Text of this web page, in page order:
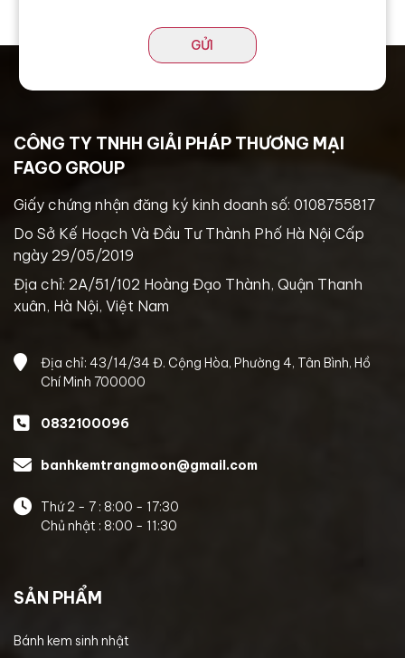
GỬI
CÔNG TY TNHH GIẢI PHÁP THƯƠNG MẠI
FAGO GROUP
Giấy chứng nhận đăng ký kinh doanh số: 0108755817
Do Sở Kế Hoạch Và Đầu Tư Thành Phố Hà Nội Cấp
ngày 29/05/2019
Địa chỉ: 2A/51/102 Hoàng Đạo Thành, Quận Thanh
xuân, Hà Nội, Việt Nam
Địa chỉ: 43/14/34 Đ. Cộng Hòa, Phường 4, Tân Bình, Hồ
Chí Minh 700000
0832100096
banhkemtrangmoon@gmail.com
Thứ 2 - 7 : 8:00 - 17:30
Chủ nhật : 8:00 - 11:30
SẢN PHẨM
Bánh kem sinh nhật